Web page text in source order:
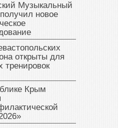
Музыкальный
новое
открыты для
тренировок
Крым